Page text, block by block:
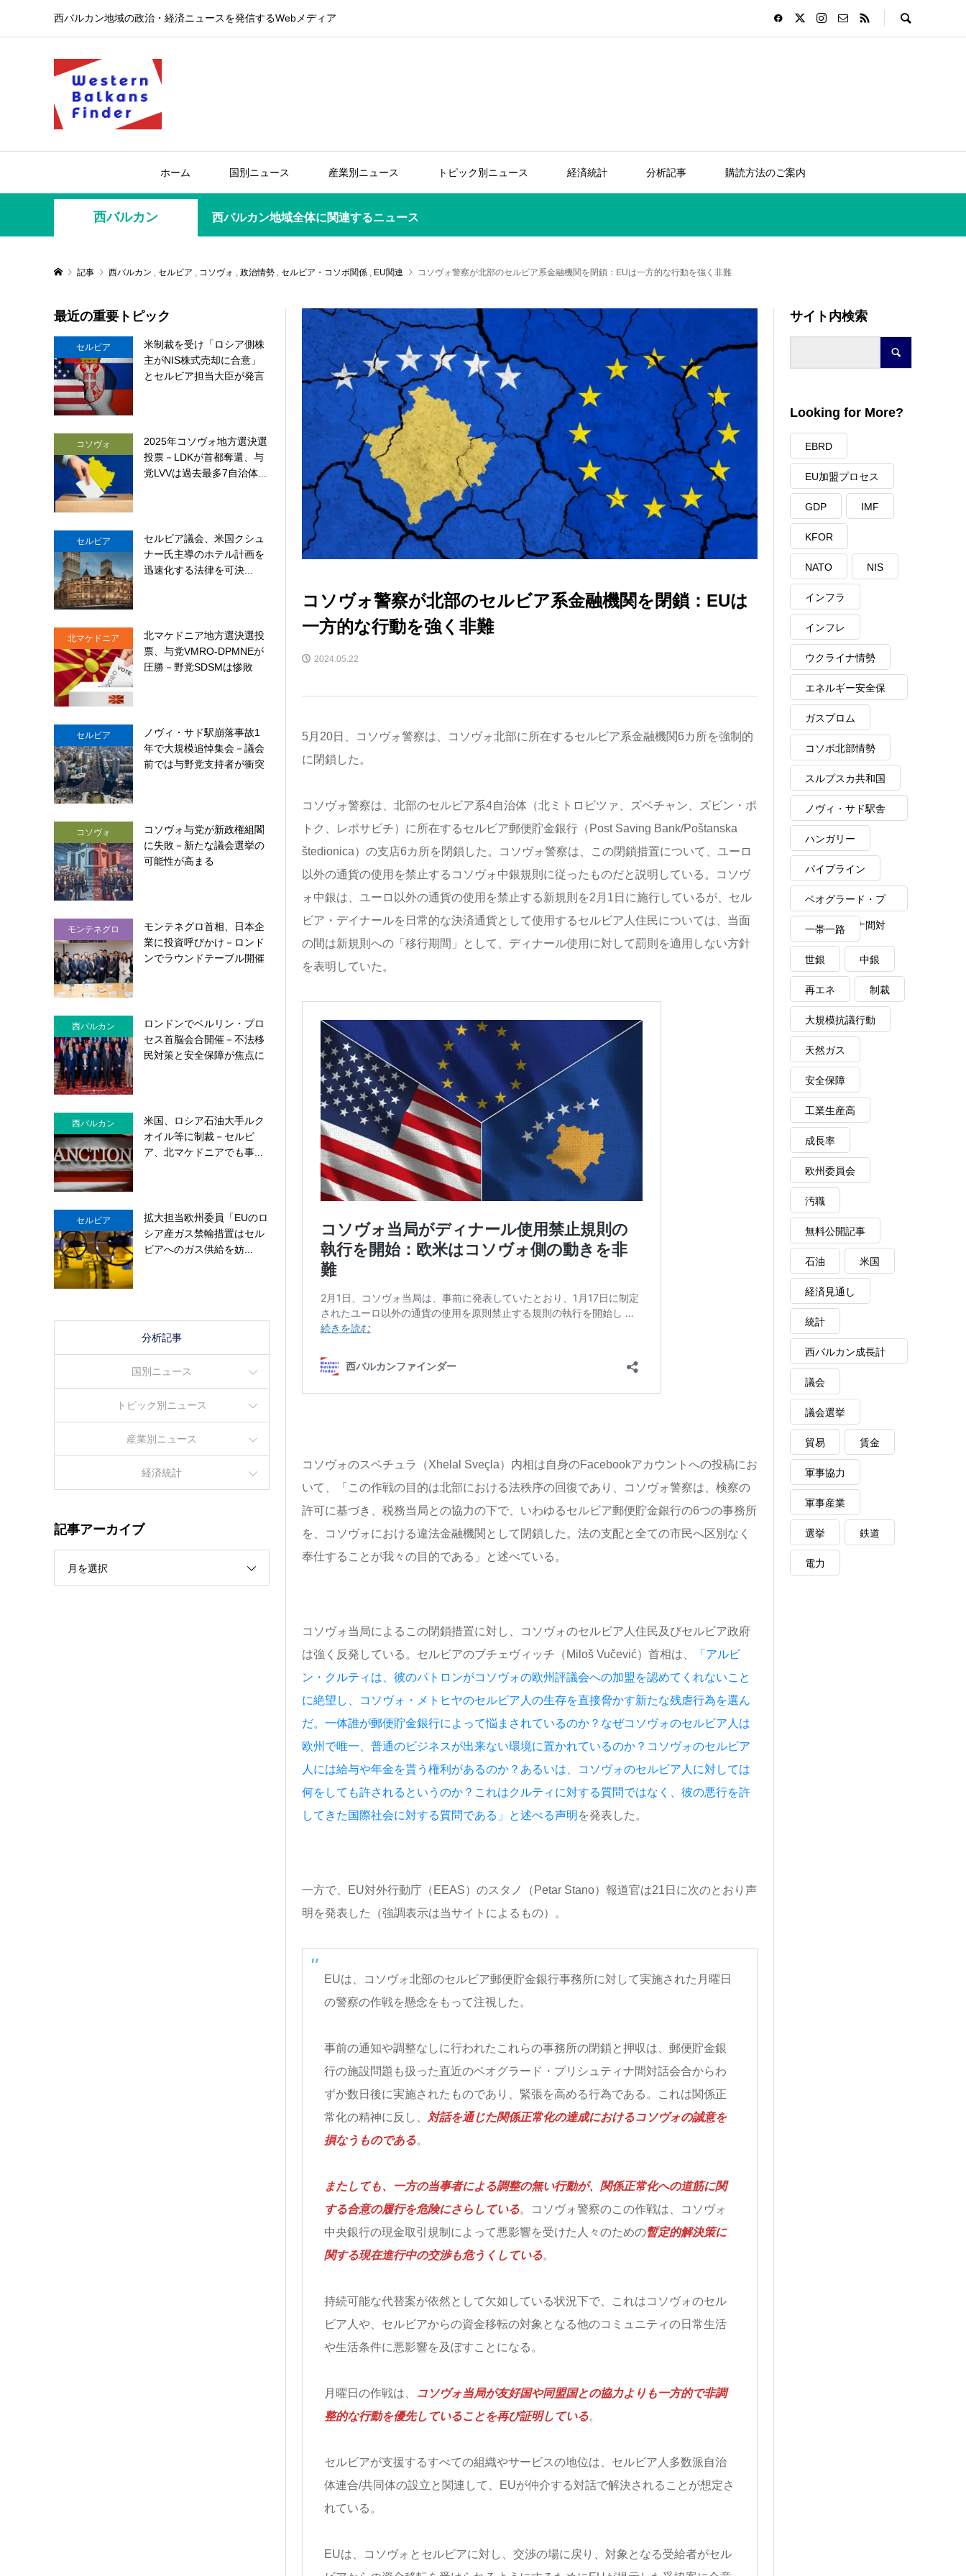
西バルカン地域の政治・経済ニュースを発信するWebメディア
ホーム 国別ニュース 産業別ニュース トピック別ニュース 経済統計 分析記事 購読方法のご案内
西バルカン 西バルカン地域全体に関連するニュース
記事 西バルカン セルビア コソヴォ 政治情勢 セルビア・コソボ関係 EU関連 コソヴォ警察が北部のセルビア系金融機関を閉鎖：EUは一方的な行動を強く非難
コソヴォ警察が北部のセルビア系金融機関を閉鎖：EUは
一方的な行動を強く非難
2024.05.22
5月20日、コソヴォ警察は、コソヴォ北部に所在するセルビア系金融機関6カ所を強制的
に閉鎖した。
コソヴォ警察は、北部のセルビア系4自治体（北ミトロビツァ、ズベチャン、ズビン・ポ
トク、レポサビチ）に所在するセルビア郵便貯金銀行（Post Saving Bank/Poštanska
štedionica）の支店6カ所を閉鎖した。コソヴォ警察は、この閉鎖措置について、ユーロ
以外の通貨の使用を禁止するコソヴォ中銀規則に従ったものだと説明している。コソヴ
ォ中銀は、ユーロ以外の通貨の使用を禁止する新規則を2月1日に施行しているが、セル
ビア・デイナールを日常的な決済通貨として使用するセルビア人住民については、当面
の間は新規則への「移行期間」として、ディナール使用に対して罰則を適用しない方針
を表明していた。
コソヴォのスベチュラ（Xhelal Sveçla）内相は自身のFacebookアカウントへの投稿にお
いて、「この作戦の目的は北部における法秩序の回復であり、コソヴォ警察は、検察の
許可に基づき、税務当局との協力の下で、いわゆるセルビア郵便貯金銀行の6つの事務所
を、コソヴォにおける違法金融機関として閉鎖した。法の支配と全ての市民へ区別なく
奉仕することが我々の目的である」と述べている。
コソヴォ当局によるこの閉鎖措置に対し、コソヴォのセルビア人住民及びセルビア政府
は強く反発している。セルビアのブチェヴィッチ（Miloš Vučević）首相は、
「アルビ
ン・クルティは、彼のパトロンがコソヴォの欧州評議会への加盟を認めてくれないこと
に絶望し、コソヴォ・メトヒヤのセルビア人の生存を直接脅かす新たな残虐行為を選ん
だ。一体誰が郵便貯金銀行によって悩まされているのか？なぜコソヴォのセルビア人は
欧州で唯一、普通のビジネスが出来ない環境に置かれているのか？コソヴォのセルビア
人には給与や年金を貰う権利があるのか？あるいは、コソヴォのセルビア人に対しては
何をしても許されるというのか？これはクルティに対する質問ではなく、彼の悪行を許
してきた国際社会に対する質問である」と述べる声明 を発表した。
一方で、EU対外行動庁（EEAS）のスタノ（Petar Stano）報道官は21日に次のとおり声
明を発表した（強調表示は当サイトによるもの）。
EUは、コソヴォ北部のセルビア郵便貯金銀行事務所に対して実施された月曜日
の警察の作戦を懸念をもって注視した。
事前の通知や調整なしに行われたこれらの事務所の閉鎖と押収は、郵便貯金銀
行の施設問題も扱った直近のベオグラード・プリシュティナ間対話会合からわ
ずか数日後に実施されたものであり、緊張を高める行為である。これは関係正
常化の精神に反し、
対話を通じた関係正常化の達成におけるコソヴォの誠意を
損なうものである。
またしても、一方の当事者による調整の無い行動が、関係正常化への道筋に関
する合意の履行を危険にさらしている。コソヴォ警察のこの作戦は、コソヴォ
中央銀行の現金取引規制によって悪影響を受けた人々のための暫定的解決策に
関する現在進行中の交渉も危うくしている。
持続可能な代替案が依然として欠如している状況下で、これはコソヴォのセル
ビア人や、セルビアからの資金移転の対象となる他のコミュニティの日常生活
や生活条件に悪影響を及ぼすことになる。
月曜日の作戦は、
コソヴォ当局が友好国や同盟国との協力よりも一方的で非調
整的な行動を優先していることを再び証明している。
セルビアが支援するすべての組織やサービスの地位は、セルビア人多数派自治
体連合/共同体の設立と関連して、EUが仲介する対話で解決されることが想定さ
れている。
EUは、コソヴォとセルビアに対し、交渉の場に戻り、対象となる受給者がセル
最近の重要トピック
セルビア
米制裁を受け「ロシア側株
主がNIS株式売却に合意」
とセルビア担当大臣が発言
コソヴォ
2025年コソヴォ地方選決選
投票－LDKが首都奪還、与
党LVVは過去最多7自治体...
セルビア
セルビア議会、米国クシュ
ナー氏主導のホテル計画を
迅速化する法律を可決...
北マケドニア
北マケドニア地方選決選投
票、与党VMRO-DPMNEが
圧勝－野党SDSMは惨敗
セルビア
ノヴィ・サド駅崩落事故1
年で大規模追悼集会－議会
前では与野党支持者が衝突
コソヴォ
コソヴォ与党が新政権組閣
に失敗－新たな議会選挙の
可能性が高まる
モンテネグロ
モンテネグロ首相、日本企
業に投資呼びかけ－ロンド
ンでラウンドテーブル開催
西バルカン
ロンドンでベルリン・プロ
セス首脳会合開催－不法移
民対策と安全保障が焦点に
西バルカン
米国、ロシア石油大手ルク
オイル等に制裁－セルビ
ア、北マケドニアでも事...
セルビア
拡大担当欧州委員「EUのロ
シア産ガス禁輸措置はセル
ビアへのガス供給を妨...
分析記事
国別ニュース
トピック別ニュース
産業別ニュース
経済統計
記事アーカイブ
月を選択
サイト内検索
Looking for More?
EBRD
EU加盟プロセス
GDP IMF
KFOR
NATO NIS
インフラ
インフレ
ウクライナ情勢
エネルギー安全保
障
ガスプロム
コソボ北部情勢
スルプスカ共和国
ノヴィ・サド駅舎
崩落事故
ハンガリー
パイプライン
ベオグラード・プ
リシュティナ間対
話
一帯一路
世銀 中銀
再エネ 制裁
大規模抗議行動
天然ガス
安全保障
工業生産高
成長率
欧州委員会
汚職
無料公開記事
石油 米国
経済見通し
統計
西バルカン成長計
画
議会
議会選挙
貿易 賃金
軍事協力
軍事産業
選挙 鉄道
電力